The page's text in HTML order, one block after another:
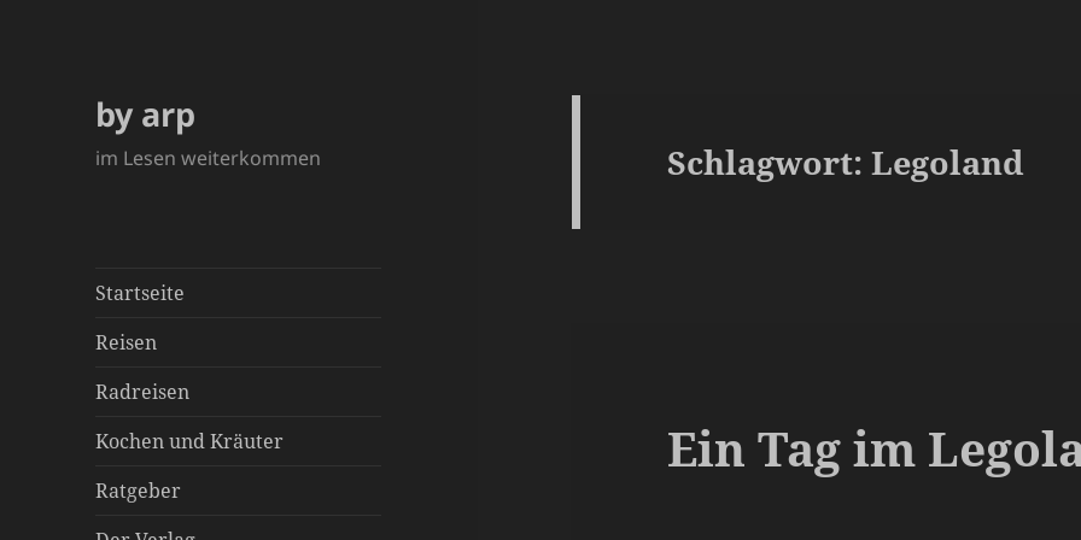
by arp
im Lesen weiterkommen
Startseite
Reisen
Radreisen
Kochen und Kräuter
Ratgeber
Schlagwort:Legoland
Ein Tag im